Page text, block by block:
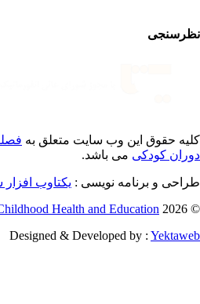
حقوق این وب سایت متعلق به
کودکیمی باشد.
و برنامه نویسی : یکتاوب افزار
©
Childhood Health and Education
Designed & Developed by :